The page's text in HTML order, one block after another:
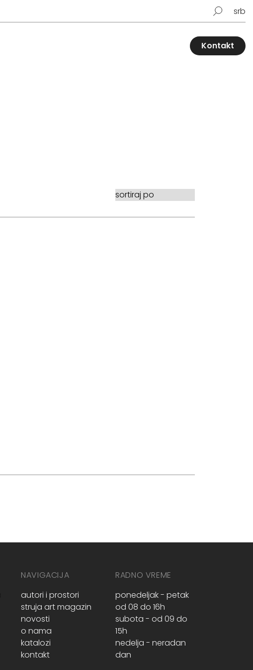
srb
Kontakt
NAVIGACIJA
autori i prostori
struja art magazin
novosti
o nama
katalozi
kontakt
RADNO VREME
ponedeljak - petak
od 08 do 16h
subota - od 09 do
15h
nedelja - neradan
dan